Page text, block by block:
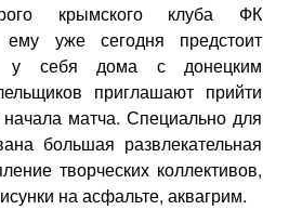
крымского клуба ФК
ему уже сегодня предстоит
у себя дома с донецким
приглашают прийти
матча. Специально для
большая развлекательная
творческих коллективов,
на асфальте, аквагрим.